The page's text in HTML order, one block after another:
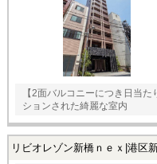
【2面バルコニーにつき日当
ションされた綺麗な室内
リビオレゾン新橋ｎｅｘ|港区